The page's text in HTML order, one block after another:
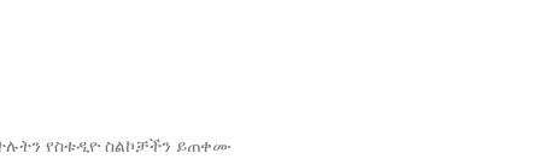
የስቱዲዮ ስልኮቻችን ይጠቀሙ